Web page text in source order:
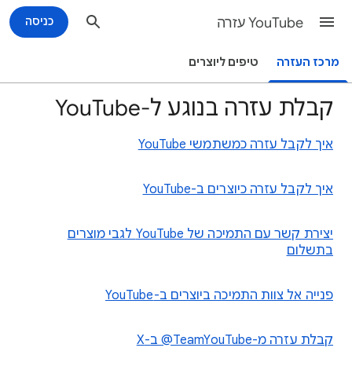
YouTube עזרה כניסה
מרכז העזרה טיפים ליוצרים
קבלת עזרה בנוגע ל-YouTube
איך לקבל עזרה כמשתמשי YouTube
איך לקבל עזרה כיוצרים ב-YouTube
יצירת קשר עם התמיכה של YouTube לגבי מוצרים
בתשלום
פנייה אל צוות התמיכה ביוצרים ב-YouTube
קבלת עזרה מ-‎@TeamYouTube ב-X